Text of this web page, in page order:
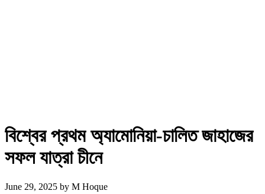
বিশ্বের প্রথম অ্যামোনিয়া-চালিত জাহাজের
সফল যাত্রা চীনে
June 29, 2025 by M Hoque